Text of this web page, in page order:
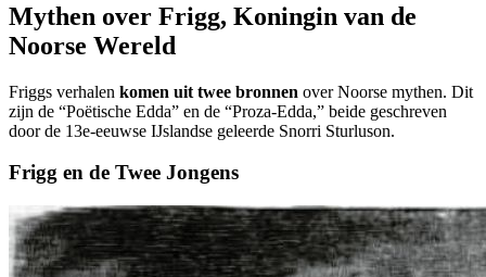
Mythen over Frigg, Koningin van de
Noorse Wereld
Friggs verhalen komen uit twee bronnen over Noorse mythen. Dit
zijn de “Poëtische Edda” en de “Proza-Edda,” beide geschreven
door de 13e-eeuwse IJslandse geleerde Snorri Sturluson.
Frigg en de Twee Jongens